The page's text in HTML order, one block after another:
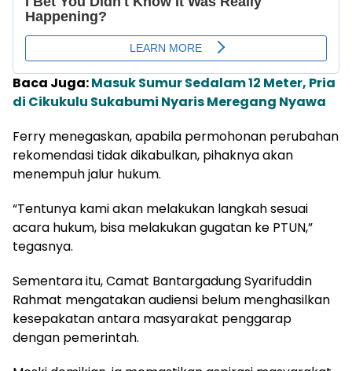
Baca Juga:Masuk Sumur Sedalam 12 Meter, Pria
di Cikukulu Sukabumi Nyaris Meregang Nyawa
Ferry menegaskan, apabila permohonan perubahan
rekomendasi tidak dikabulkan, pihaknya akan
menempuh jalur hukum.
“Tentunya kami akan melakukan langkah sesuai
acara hukum, bisa melakukan gugatan ke PTUN,”
tegasnya.
Sementara itu, Camat Bantargadung Syarifuddin
Rahmat mengatakan audiensi belum menghasilkan
kesepakatan antara masyarakat penggarap
dengan pemerintah.